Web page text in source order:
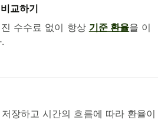
교하기
수수료 없이 항상 기준 환율을 이
장하고 시간의 흐름에 따라 환율이